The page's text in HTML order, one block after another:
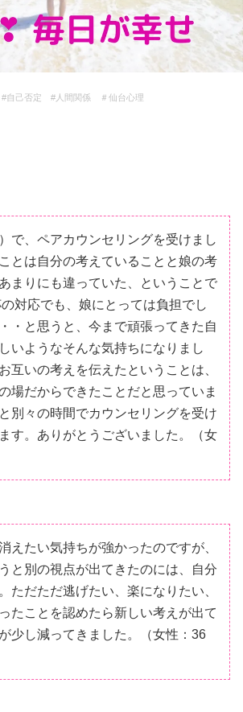
自己否定 #人間関係 ＃仙台心理
で、ペアカウンセリングを受けまし
とは自分の考えていることと娘の考
まりにも違っていた、ということで
対応でも、娘にとっては負担でし
・と思うと、今まで頑張ってきた自
いようなそんな気持ちになりまし
互いの考えを伝えたということは、
場だからできたことだと思っていま
別々の時間でカウンセリングを受け
す。ありがとうございました。（女
えたい気持ちが強かったのですが、
と別の視点が出てきたのには、自分
ただただ逃げたい、楽になりたい、
たことを認めたら新しい考えが出て
少し減ってきました。（女性：36